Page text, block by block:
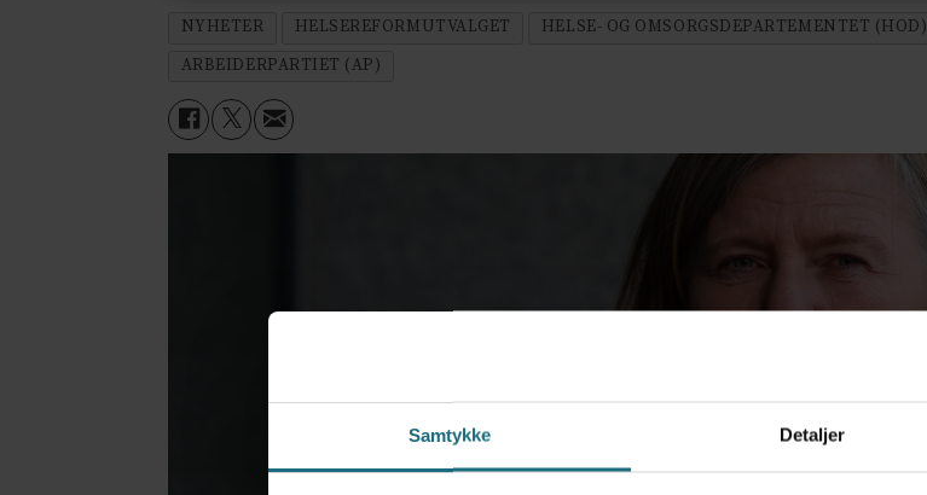
Samtykke Detaljer
NYHETER HELSEREFORMUTVALGET HELSE- OG OMSORGSDEPARTEMENTET (HOD)
ARBEIDERPARTIET (AP)